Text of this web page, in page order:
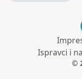
Ispravci i
©